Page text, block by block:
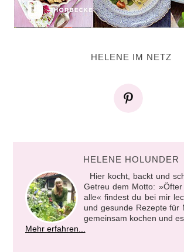
HELENE IM NETZ
HELENE HOLUNDER
Hier kocht, backt und
Getreu dem Motto:
alle« findest du bei mir
und gesunde Rezepte für
gemeinsam kochen und
Mehr erfahren...